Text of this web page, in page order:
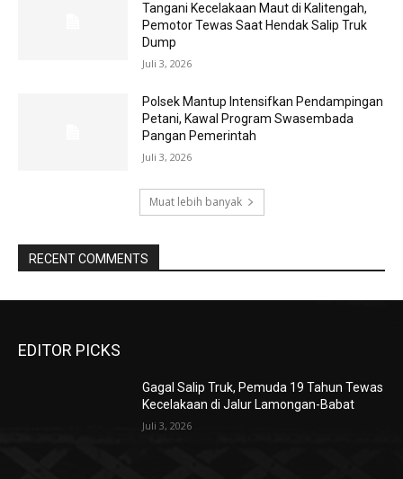
Tangani Kecelakaan Maut di Kalitengah,
Pemotor Tewas Saat Hendak Salip Truk
Dump
Juli 3, 2026
Polsek Mantup Intensifkan Pendampingan
Petani, Kawal Program Swasembada
Pangan Pemerintah
Juli 3, 2026
Muat lebih banyak
RECENT COMMENTS
EDITOR PICKS
Gagal Salip Truk, Pemuda 19 Tahun Tewas
Kecelakaan di Jalur Lamongan-Babat
Juli 3, 2026